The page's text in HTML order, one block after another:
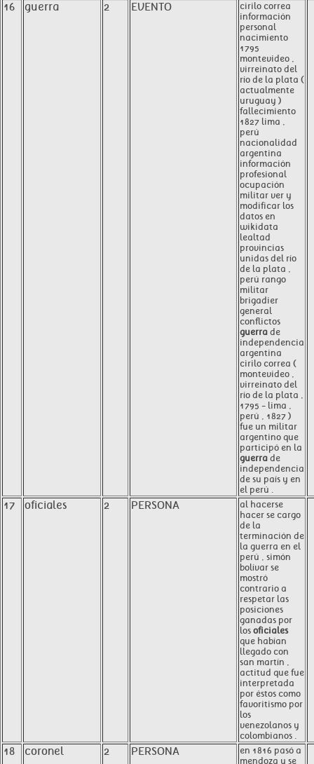
16 guerra 2 EVENTO
cirilo correa
información
personal
nacimiento
1795
montevideo ,
virreinato del
río de la plata (
actualmente
uruguay )
fallecimiento
1827 lima ,
perú
nacionalidad
argentina
información
profesional
ocupación
militar ver y
modificar los
datos en
wikidata
lealtad
provincias
unidas del río
de la plata ,
perú rango
militar
brigadier
general
conflictos
guerra de
independencia
argentina
cirilo correa (
montevideo ,
virreinato del
río de la plata ,
1795 - lima ,
perú , 1827 )
fue un militar
argentino que
participó en la
guerra de
independencia
de su país y en
el perú .
17 oficiales 2 PERSONA
al hacerse
hacer se cargo
de la
terminación de
la guerra en el
perú , simón
bolívar se
mostró
contrario a
respetar las
posiciones
ganadas por
los oficiales
que habían
llegado con
san martín ,
actitud que fue
interpretada
por éstos como
favoritismo por
los
venezolanos y
colombianos .
18 coronel 2 PERSONA
en 1816 pasó a
mendoza y se